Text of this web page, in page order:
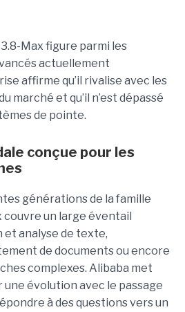
Max figure parmi les
actuellement
affirme qu’il rivalise avec les
marché et qu’il n’est dépassé
de pointe.
conçue pour les
générations de la famille
couvre un large éventail
et analyse de texte,
de documents ou encore
complexes. Alibaba met
une évolution avec le passage
à des questions vers un